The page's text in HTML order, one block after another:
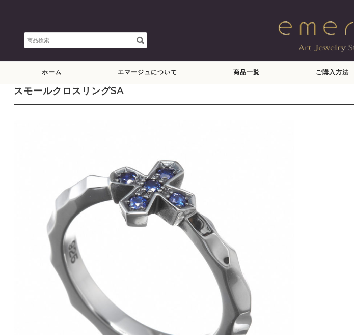
検
索
ホーム エマージュについて 商品一覧 ご購入方法
スモールクロスリングSA